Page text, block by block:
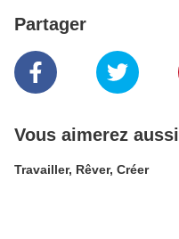
Partager
Vous aimerez aussi
Travailler, Rêver, Créer